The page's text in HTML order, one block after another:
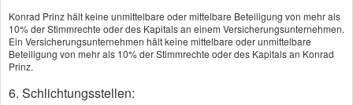
Konrad Prinz hält keine unmittelbare oder mittelbare Beteiligung von mehr als
10% der Stimmrechte oder des Kapitals an einem Versicherungsunternehmen.
Ein Versicherungsunternehmen hält keine mittelbare oder unmittelbare
Beteiligung von mehr als 10% der Stimmrechte oder des Kapitals an Konrad
Prinz.
6. Schlichtungsstellen: